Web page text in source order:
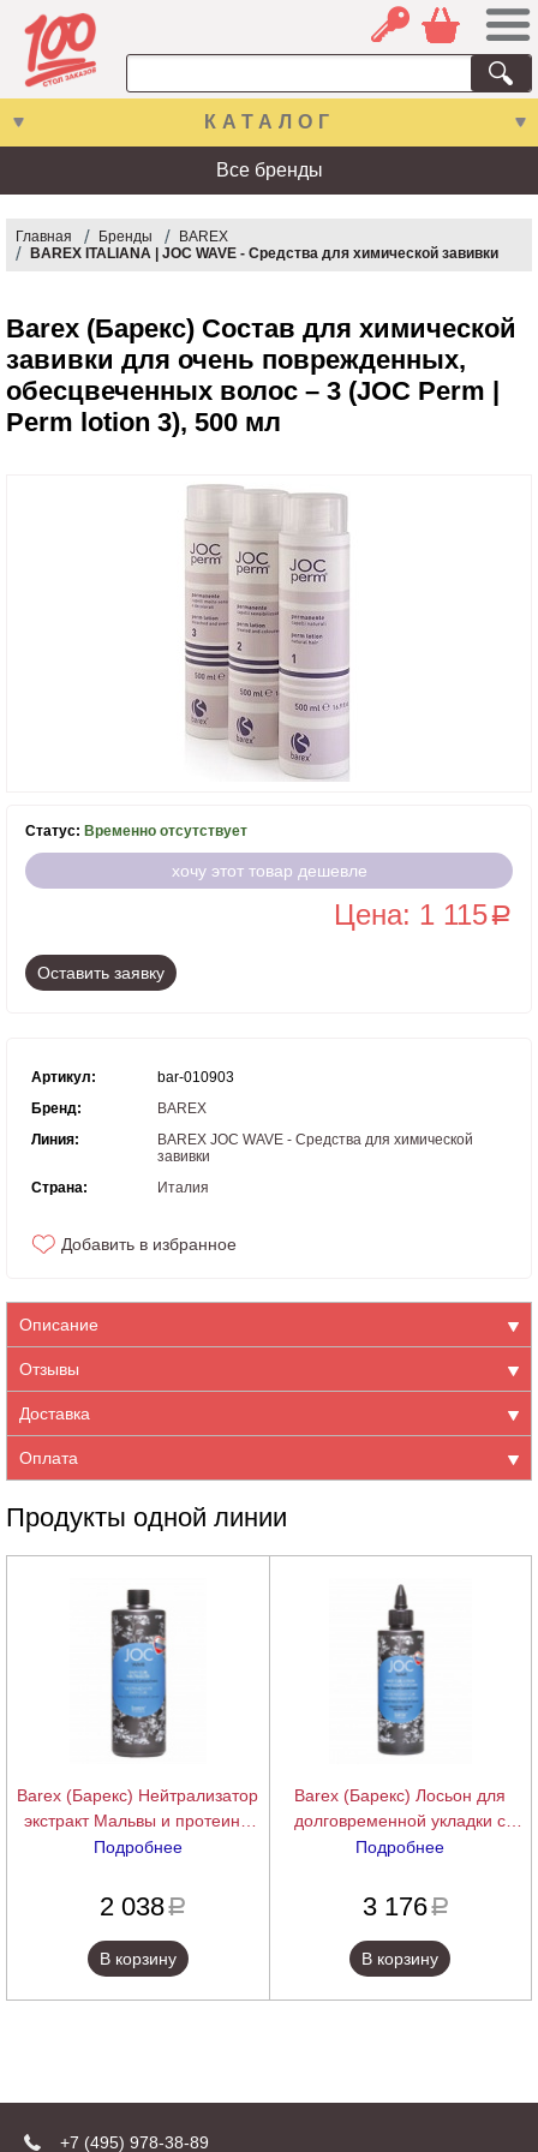
КАТАЛОГ
Все бренды
Главная Бренды
BAREX
BAREX ITALIANA | JOC WAVE - Средства для химической завивки
Barex (Барекс) Состав для химической
завивки для очень поврежденных,
обесцвеченных волос – 3 (JOC Perm |
Perm lotion 3), 500 мл
Статус: Временно отсутствует
хочу этот товар дешевле
Цена: 1 115a
Оставить заявку
Артикул:
bar-010903
Бренд:
BAREX
Линия:
BAREX JOC WAVE - Средства для химической
завивки
Страна:
Италия
Добавить в избранное
Описание
Отзывы
Доставка
Оплата
Продукты одной линии
Barex (Барекс) Нейтрализатор
экстракт Мальвы и протеины
Кашемира (Joc Wave Easy Curl),
Подробнее
2 038a
В корзину
Barex (Барекс) Лосьон для
долговременной укладки с
цистеином, экстракт Мальвы и
Easy Curl), 200 мл.
Подробнее
3 176a
В корзину
+7 (495) 978-38-89